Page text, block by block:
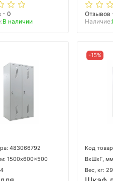
- 0
В наличии
Отзывов
Наличие:
483066792
1500x600x500
-15%
Код
ВхШхГ,
Вес, кг: 29